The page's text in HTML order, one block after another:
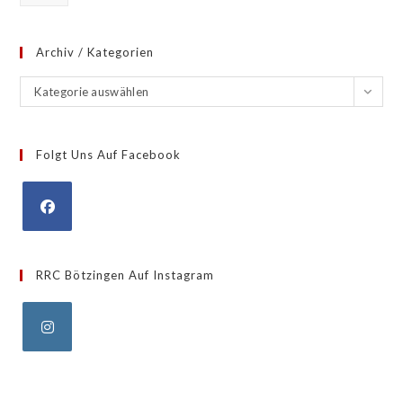
Archiv / Kategorien
Archiv
/
Kategorie auswählen
Folgt Uns Auf Facebook
a
new
tab
RRC Bötzingen Auf Instagram